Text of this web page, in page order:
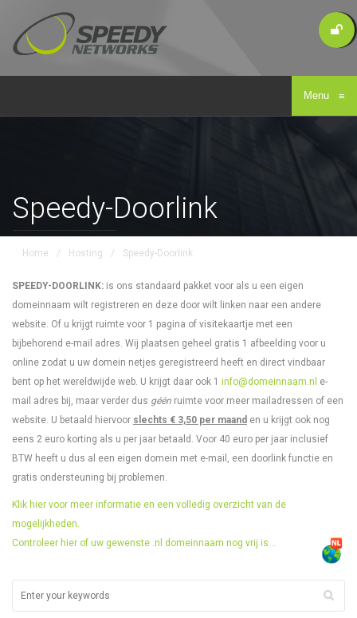
Menu ≡
Speedy-Doorlink
Home / Hosting / Speedy-Doorlink
SPEEDY-DOORLINK: is ons standaard pakket voor als u een eigen
domeinnaam wilt registreren en deze door wilt linken naar een andere
website. Of u krijgt ruimte voor 1 pagina of visitekaartje met een
bijbehorend e-mail adres. Wij plaatsen geheel gratis 1 afbeelding voor u
online zodat u uw domein netjes geregistreerd heeft en direct vindbaar
bent op het wereldwijde web. U krijgt daar ook 1 info@domeinnaam.nl e-
mail adres bij, maar verder dus géén ruimte voor meer mailadressen of een
website. U betaald hiervoor slechts € 3,50 per maand en u krijgt ook nog
eens 2 euro korting als u per jaar betaald. Voor 40 euro per jaar inclusief
BTW heeft u dus al een eigen domein met e-mail, een doorlink functie en
gratis ondersteuning bij problemen.
Klik hier voor meer informatie en een volledig overzicht van de
mogelijkheden.
Controleer hier of uw gewenste .nl domeinnaam nog vrij is…